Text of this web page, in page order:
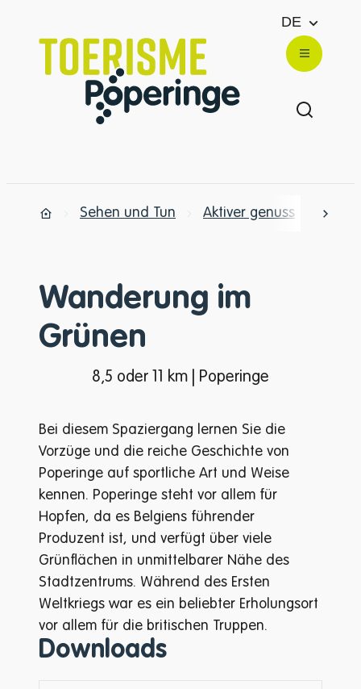
DE
Website
Suche
Menü
Zuhause
Sehen und Tun Aktiver genuss
Wanderung im
Grünen
8,5 oder 11 km | Poperinge
Bei diesem Spaziergang lernen Sie die
Vorzüge und die reiche Geschichte von
Poperinge auf sportliche Art und Weise
kennen. Poperinge steht vor allem für
Hopfen, da es Belgiens führender
Produzent ist, und verfügt über viele
Grünflächen in unmittelbarer Nähe des
Stadtzentrums. Während des Ersten
Weltkriegs war es ein beliebter Erholungsort
vor allem für die britischen Truppen.
Downloads